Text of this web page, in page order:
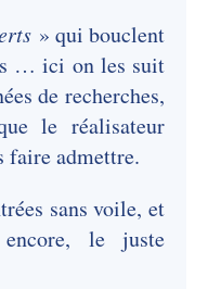
» qui bouclent
… ici on les suit
de recherches,
le réalisateur
faire admettre.
sans voile, et
le juste